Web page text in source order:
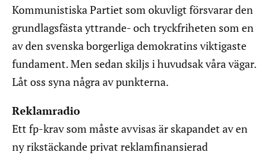
Kommunistiska Partiet som okuvligt försvarar den
grundlagsfästa yttrande- och tryckfriheten som en
av den svenska borgerliga demokratins viktigaste
fundament. Men sedan skiljs i huvudsak våra vägar.
Låt oss syna några av punkterna.
Reklamradio
Ett fp-krav som måste avvisas är skapandet av en
ny rikstäckande privat reklamfinansierad